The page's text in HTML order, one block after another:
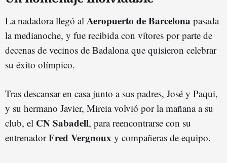
La nadadora llegó al Aeropuerto de Barcelona pasada
la medianoche, y fue recibida con vítores por parte de
decenas de vecinos de Badalona que quisieron celebrar
su éxito olímpico.
Tras descansar en casa junto a sus padres, José y Paqui,
y su hermano Javier, Mireia volvió por la mañana a su
club, el CN Sabadell, para reencontrarse con su
entrenadorFred Vergnoux y compañeras de equipo.